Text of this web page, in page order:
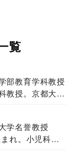
覧
部教育学科教授
教授。京都大学
学名誉教授
れ。小児科